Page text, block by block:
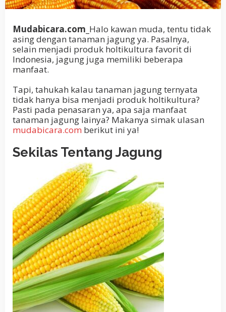
Mudabicara.com_ Halo kawan muda, tentu tidak
asing dengan tanaman jagung ya. Pasalnya,
selain menjadi produk holtikultura favorit di
Indonesia, jagung juga memiliki beberapa
manfaat.
Tapi, tahukah kalau tanaman jagung ternyata
tidak hanya bisa menjadi produk holtikultura?
Pasti pada penasaran ya, apa saja manfaat
tanaman jagung lainya? Makanya simak ulasan
mudabicara.com berikut ini ya!
Sekilas Tentang Jagung